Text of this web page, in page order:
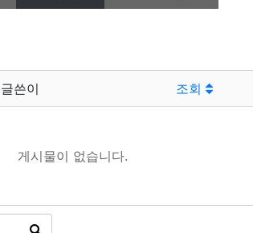
글쓴이 조회
게시물이 없습니다.